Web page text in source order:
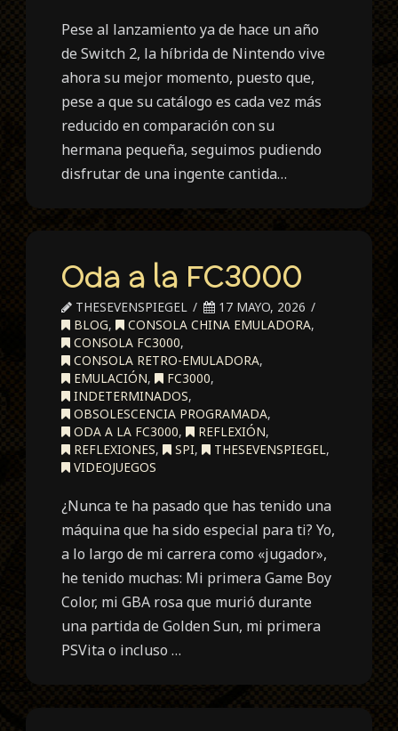
Pese al lanzamiento ya de hace un año
de Switch 2, la híbrida de Nintendo vive
ahora su mejor momento, puesto que,
pese a que su catálogo es cada vez más
reducido en comparación con su
hermana pequeña, seguimos pudiendo
disfrutar de una ingente cantida…
Oda a la FC3000
THESEVENSPIEGEL
17 MAYO, 2026
BLOG, CONSOLA CHINA EMULADORA,
CONSOLA FC3000,
CONSOLA RETRO-EMULADORA,
EMULACIÓN, FC3000,
INDETERMINADOS,
OBSOLESCENCIA PROGRAMADA,
ODA A LA FC3000, REFLEXIÓN,
REFLEXIONES, SPI, THESEVENSPIEGEL,
VIDEOJUEGOS
¿Nunca te ha pasado que has tenido una
máquina que ha sido especial para ti? Yo,
a lo largo de mi carrera como «jugador»,
he tenido muchas: Mi primera Game Boy
Color, mi GBA rosa que murió durante
una partida de Golden Sun, mi primera
PSVita o incluso …